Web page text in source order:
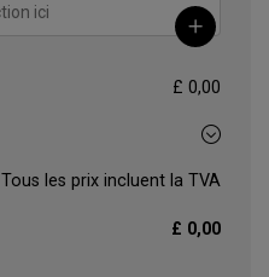
£ 0,00
Tous les prix incluent la TVA
£ 0,00